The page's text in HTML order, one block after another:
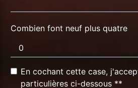
Combien font neuf plus quatre
En cochant cette case,
particulières ci-dessous **